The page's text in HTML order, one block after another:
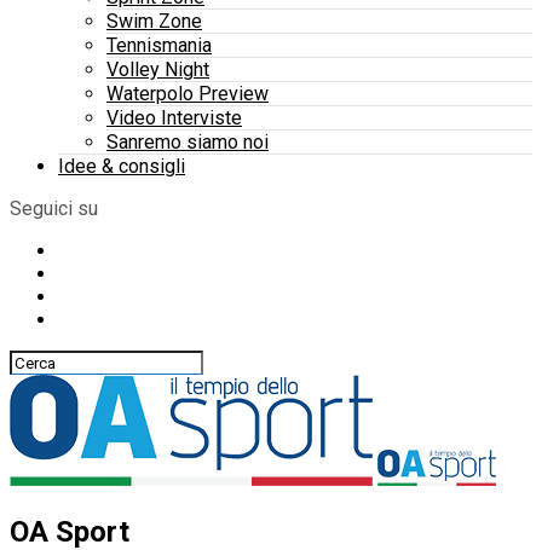
Swim Zone
Tennismania
Volley Night
Waterpolo Preview
Video Interviste
Sanremo siamo noi
Idee & consigli
Seguici su
OA Sport